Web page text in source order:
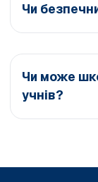
Чи
Чи може
учнів?